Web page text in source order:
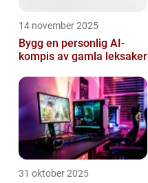
14 november 2025
Bygg en personlig AI-
kompis av gamla leksaker
31 oktober 2025